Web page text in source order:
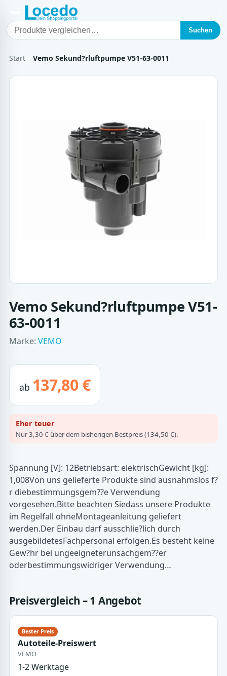
Suchen
Start Vemo Sekund?rluftpumpe V51-63-0011
Vemo Sekund?rluftpumpe V51-
63-0011
Marke: VEMO
ab 137,80 €
Eher teuer
Nur 3,30 € über dem bisherigen Bestpreis (134,50 €).
Spannung [V]: 12Betriebsart: elektrischGewicht [kg]:
1,008Von uns gelieferte Produkte sind ausnahmslos f?
r diebestimmungsgem??e Verwendung
vorgesehen.Bitte beachten Siedass unsere Produkte
im Regelfall ohneMontageanleitung geliefert
werden.Der Einbau darf ausschlie?lich durch
ausgebildetesFachpersonal erfolgen.Es besteht keine
Gew?hr bei ungeeigneterunsachgem??er
oderbestimmungswidriger Verwendung…
Preisvergleich – 1 Angebot
Autoteile-Preiswert
VEMO
1-2 Werktage